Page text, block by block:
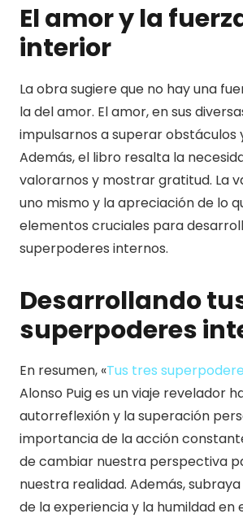
El amor y la
interior
La obra sugiere que no hay una
la del amor. El amor, en sus
impulsarnos a superar obstáculos
Además, el libro resalta la
valorarnos y mostrar gratitud. La
uno mismo y la apreciación de lo
elementos cruciales para
superpoderes internos.
Desarrollando
superpoderes
En resumen, «Tus tres
Alonso Puig es un viaje revelador
autorreflexión y la superación
importancia de la acción
de cambiar nuestra perspectiva
nuestra realidad. Además,
de la experiencia y la humildad en